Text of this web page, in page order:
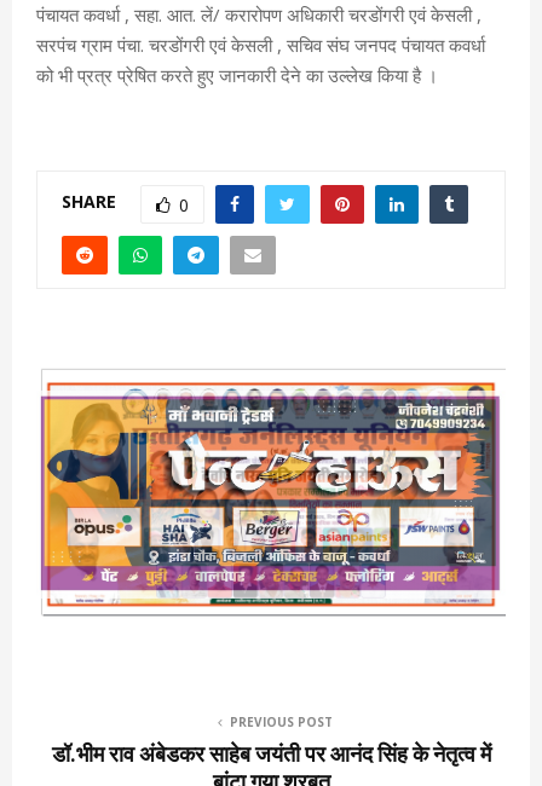
पंचायत कवर्धा , सहा. आत. लें/ करारोपण अधिकारी चरडोंगरी एवं केसली ,
सरपंच ग्राम पंचा. चरडोंगरी एवं केसली , सचिव संघ जनपद पंचायत कवर्धा
को भी प्रत्र प्रेषित करते हुए जानकारी देने का उल्लेख किया है ।
SHARE 0
PREVIOUS POST
डॉ.भीम राव अंबेडकर साहेब जयंती पर आनंद सिंह के नेतृत्व में